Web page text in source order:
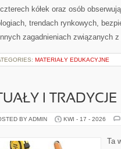
kółek oraz osób
trendach rynkowych,
zagadnieniach związanych
MATERIAŁY EDUKACYJNE
I TRADYCJE
BY ADMIN KWI - 17 - 2026
Ta